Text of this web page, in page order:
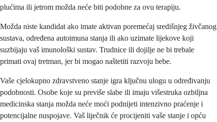
plućima ili jetrom možda neće biti podobne za ovu terapiju.
Možda niste kandidat ako imate aktivan poremećaj središnjeg živčanog
sustava, određena autoimuna stanja ili ako uzimate lijekove koji
suzbijaju vaš imunološki sustav. Trudnice ili dojilje ne bi trebale
primati ovaj tretman, jer bi mogao naštetiti razvoju bebe.
Vaše cjelokupno zdravstveno stanje igra ključnu ulogu u određivanju
podobnosti. Osobe koje su previše slabe ili imaju višestruka ozbiljna
medicinska stanja možda neće moći podnijeti intenzivno praćenje i
potencijalne nuspojave. Vaš liječnik će procijeniti vaše stanje i opću